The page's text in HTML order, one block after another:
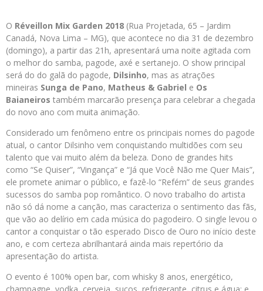
O Réveillon Mix Garden 2018 (Rua Projetada, 65 – Jardim
Canadá, Nova Lima – MG), que acontece no dia 31 de dezembro
(domingo), a partir das 21h, apresentará uma noite agitada com
o melhor do samba, pagode, axé e sertanejo. O show principal
será do do galã do pagode, Dilsinho, mas as atrações
mineiras Sunga de Pano, Matheus & Gabriel e Os
Baianeiros também marcarão presença para celebrar a chegada
do novo ano com muita animação.
Considerado um fenômeno entre os principais nomes do pagode
atual, o cantor Dilsinho vem conquistando multidões com seu
talento que vai muito além da beleza. Dono de grandes hits
como “Se Quiser”, “Vingança” e “Já que Você Não me Quer Mais”,
ele promete animar o público, e fazê-lo “Refém” de seus grandes
sucessos do samba pop romântico. O novo trabalho do artista
não só dá nome a canção, mas caracteriza o sentimento das fãs,
que vão ao delírio em cada música do pagodeiro. O single levou o
cantor a conquistar o tão esperado Disco de Ouro no início deste
ano, e com certeza abrilhantará ainda mais repertório da
apresentação do artista.
O evento é 100% open bar, com whisky 8 anos, energético,